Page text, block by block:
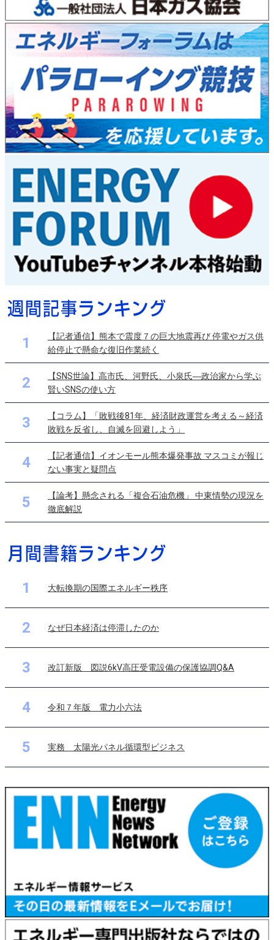
1
【記者通信】熊本で震度７の巨大地震再び 停電やガス供
給停止で懸命な復旧作業続く
2
【SNS世論】高市氏、河野氏、小泉氏―政治家から学ぶ
賢いSNSの使い方
3
【コラム】「敗戦後81年、経済財政運営を考える～経済
敗戦を反省し、自滅を回避しよう」
4
【記者通信】イオンモール熊本爆発事故 マスコミが報じ
ない事実と疑問点
5
【論考】懸念される「複合石油危機」 中東情勢の現況を
徹底解説
1 大転換期の国際エネルギー秩序
2 なぜ日本経済は停滞したのか
3 改訂新版 図説6kV高圧受電設備の保護協調Q&A
4 令和７年版 電力小六法
5 実務 太陽光パネル循環型ビジネス